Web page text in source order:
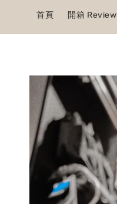
首頁 開箱 Review